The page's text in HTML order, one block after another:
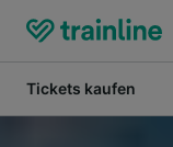
Tickets kaufen